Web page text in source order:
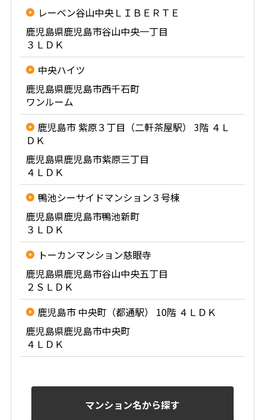
レーベン谷山中央ＬＩＢＥＲＴＥ
鹿児島県鹿児島市谷山中央一丁目
３ＬＤＫ
中央ハイツ
鹿児島県鹿児島市西千石町
ワンルーム
鹿児島市 紫原３丁目（二軒茶屋駅） 3階 ４Ｌ
ＤＫ
鹿児島県鹿児島市紫原三丁目
４ＬＤＫ
鴨池シーサイドマンション３号棟
鹿児島県鹿児島市鴨池新町
３ＬＤＫ
トーカンマンション慈眼寺
鹿児島県鹿児島市谷山中央五丁目
２ＳＬＤＫ
鹿児島市 中央町（都通駅） 10階 ４ＬＤＫ
鹿児島県鹿児島市中央町
４ＬＤＫ
マンション名から探す